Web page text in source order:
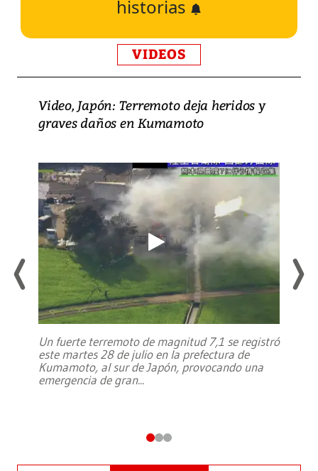
historias
VIDEOS
Video, Japón: Terremoto deja heridos y
graves daños en Kumamoto
Un fuerte terremoto de magnitud 7,1 se registró
este martes 28 de julio en la prefectura de
Kumamoto, al sur de Japón, provocando una
emergencia de gran...